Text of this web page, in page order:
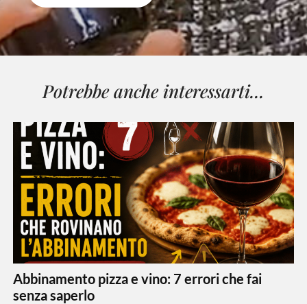
Potrebbe anche interessarti...
Abbinamento pizza e vino: 7 errori che fai
senza saperlo